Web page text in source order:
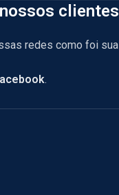
clientes
redes como foi sua
.